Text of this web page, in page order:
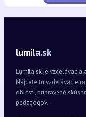
lumila.sk
Lumila.sk je vzdelávacia
Nájdete tu vzdelávacie
oblastí, pripravené
pedagógov.